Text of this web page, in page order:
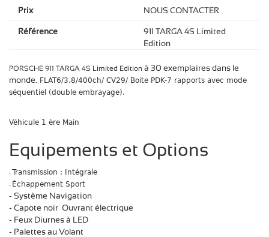
Prix NOUS CONTACTER
Référence
911 TARGA 4S Limited
Edition
PORSCHE 911 TARGA 4S Limited Edition à 30 exemplaires dans le
monde. FLAT6/3.8/400ch/ CV29/ Boite PDK-7 rapports avec mode
séquentiel (double embrayage).
Véhicule 1 ère Main
Equipements et Options
- Transmission : Intégrale
- Échappement Sport
- Système Navigation
- Capote noir Ouvrant électrique
- Feux Diurnes à LED
- Palettes au Volant